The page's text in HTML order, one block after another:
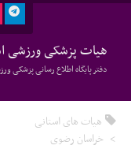
هیات پزشکی ورزشی
دفتر پایگاه اطلاع رسانی پزشکی
هیات های استانی
خراسان رضوی